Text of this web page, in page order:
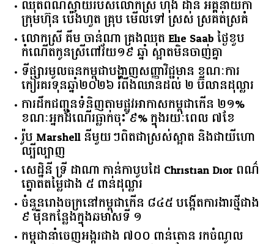
ឈុតពណ៌ស្វាយរបស់លោកស្រី ហុង ដានី អគ្គ​នាយិកា​
ក្រុមហ៊ុន ប៉េងហួត គ្រុប មើលទៅ ស្រស់ ស្រគត់ស្រគំ
លោកស្រី គឹម ចាន់ណា គ្រងឈុត Elie Saab ថ្ងៃខួប
កំណើតកូនស្រីពៅវ័យ១៩ ឆ្នាំ ស្អាតមិនចាញ់គ្នា
ទីផ្សារ​មូលធន​កម្ពុជា​បង្ហាញ​សញ្ញា​វិជ្ជមាន​ ​ខណៈ​ការ​
កៀរគរ​ទុន​ឆ្នាំ​២០២៦​ ​រំពឹង​ឈានដល់​ ​២​ ​ប៊ីលាន​ដុល្លារ​
ការដឹកជញ្ជូនទំនិញតាមផ្លូវអាកាសកម្ពុជាកើន ២១%
ខណៈអ្នកដំណើរធ្លាក់ចុះ ៩% ក្នុងរយៈពេល ៧ខែ
រ៉ូប Marshell នីមួយៗពិតជាស្រស់ស្អាត និងជាយីហោ
ល្បីល្បាញ
សេដ្ឋិនី ទ្រី ដាណា កាន់កាបូបដៃ Christian Dior ពណ៌
ត្នោតតម្លៃជាង ៥ ពាន់ដុល្លារ
ចំនួន​រោងចក្រ​នៅ​កម្ពុជា​កើន​ ​៨៤៥​ ​បង្កើត​ការងារ​ថ្មី​ជាង​
​៩​ ​ម៉ឺន​កន្លែង​ក្នុង​ឆមាស​ទី ​១​
កម្ពុជានាំចេញអង្ករជាង ៧០០ ពាន់តោន រកចំណូល